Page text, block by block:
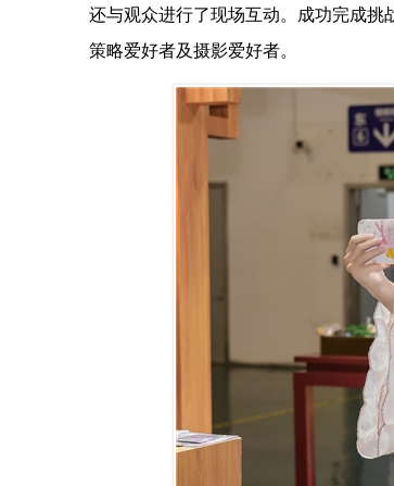
还与观众进行了现场互动。成功完成
策略爱好者及摄影爱好者。